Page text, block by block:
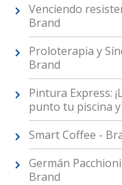
Venciendo
Brand
Proloterapia y
Brand
Pintura Express:
punto tu piscina
Smart Coffee -
Germán
Brand